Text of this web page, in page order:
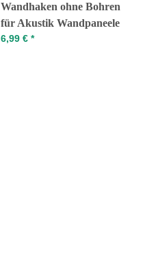
Wandhaken ohne Bohren
für Akustik Wandpaneele
6,99 € *